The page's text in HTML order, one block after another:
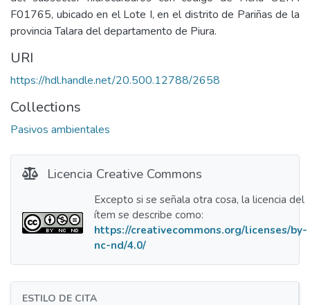
F01765, ubicado en el Lote I, en el distrito de Pariñas de la
provincia Talara del departamento de Piura.
URI
https://hdl.handle.net/20.500.12788/2658
Collections
Pasivos ambientales
Licencia Creative Commons
Excepto si se señala otra cosa, la licencia del
ítem se describe como:
https://creativecommons.org/licenses/by-
nc-nd/4.0/
ESTILO DE CITA